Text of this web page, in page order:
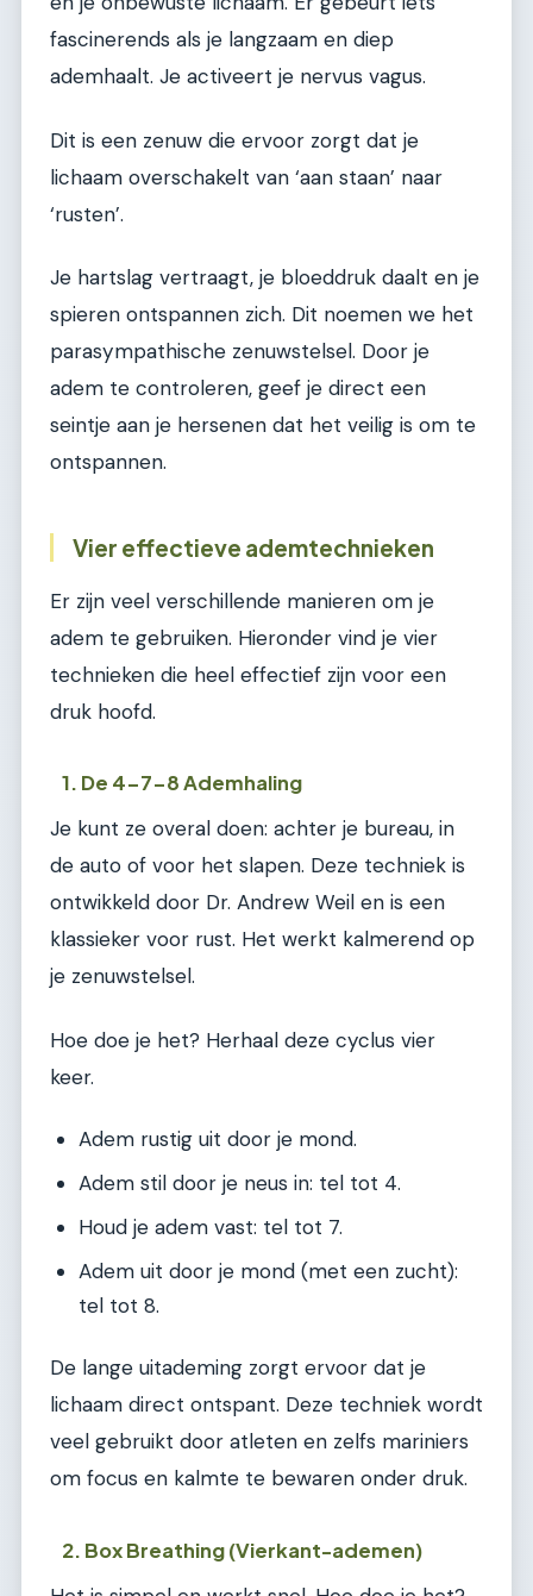
fascinerends als je langzaam en diep
ademhaalt. Je activeert je nervus vagus.
Dit is een zenuw die ervoor zorgt dat je
lichaam overschakelt van ‘aan staan’ naar
‘rusten’.
Je hartslag vertraagt, je bloeddruk daalt en je
spieren ontspannen zich. Dit noemen we het
parasympathische zenuwstelsel. Door je
adem te controleren, geef je direct een
seintje aan je hersenen dat het veilig is om te
ontspannen.
Vier effectieve ademtechnieken
Er zijn veel verschillende manieren om je
adem te gebruiken. Hieronder vind je vier
technieken die heel effectief zijn voor een
druk hoofd.
1. De 4-7-8 Ademhaling
Je kunt ze overal doen: achter je bureau, in
de auto of voor het slapen. Deze techniek is
ontwikkeld door Dr. Andrew Weil en is een
klassieker voor rust. Het werkt kalmerend op
je zenuwstelsel.
Hoe doe je het? Herhaal deze cyclus vier
keer.
Adem rustig uit door je mond.
Adem stil door je neus in: tel tot 4.
Houd je adem vast: tel tot 7.
Adem uit door je mond (met een zucht):
tel tot 8.
De lange uitademing zorgt ervoor dat je
lichaam direct ontspant. Deze techniek wordt
veel gebruikt door atleten en zelfs mariniers
om focus en kalmte te bewaren onder druk.
2. Box Breathing (Vierkant-ademen)